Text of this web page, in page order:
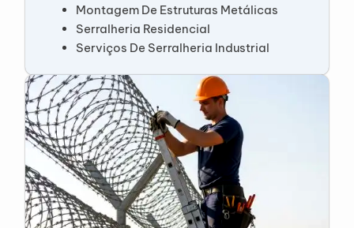
Montagem De Estruturas Metálicas
Serralheria Residencial
Serviços De Serralheria Industrial